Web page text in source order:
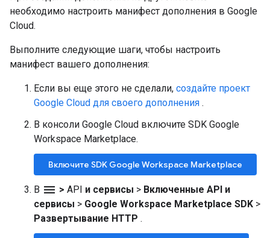
необходимо настроить манифест дополнения в Google
Cloud.
Выполните следующие шаги, чтобы настроить
манифест вашего дополнения:
Если вы еще этого не сделали, создайте проект
Google Cloud для своего дополнения .
В консоли Google Cloud включите SDK Google
Workspace Marketplace.
Включите SDK Google Workspace Marketplace
В menu > API и сервисы > Включенные API и
сервисы > Google Workspace Marketplace SDK >
Развертывание HTTP .